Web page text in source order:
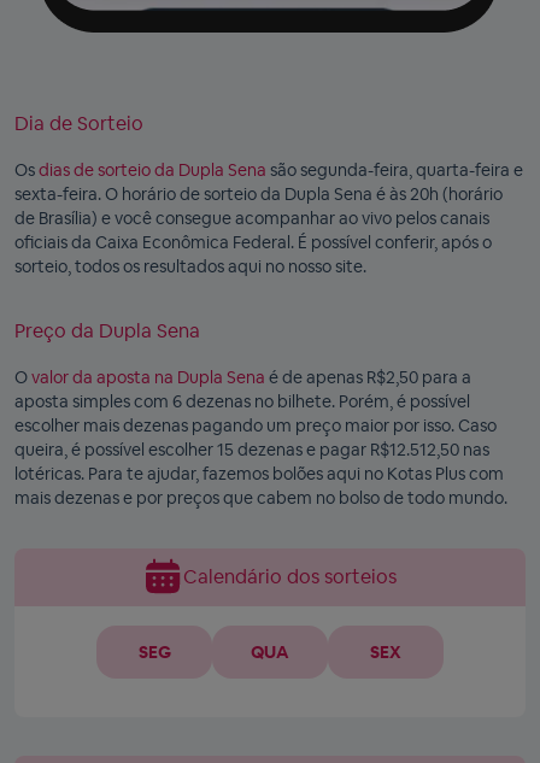
Dia de Sorteio
Osdias de sorteio da Dupla Sena são segunda-feira, quarta-feira e
sexta-feira. O horário de sorteio da Dupla Sena é às 20h (horário
de Brasília) e você consegue acompanhar ao vivo pelos canais
oficiais da Caixa Econômica Federal. É possível conferir, após o
sorteio, todos os resultados aqui no nosso site.
Preço da Dupla Sena
Ovalor da aposta na Dupla Sena é de apenas R$2,50 para a
aposta simples com 6 dezenas no bilhete. Porém, é possível
escolher mais dezenas pagando um preço maior por isso. Caso
queira, é possível escolher 15 dezenas e pagar R$12.512,50 nas
lotéricas. Para te ajudar, fazemos bolões aqui no Kotas Plus com
mais dezenas e por preços que cabem no bolso de todo mundo.
Calendário dos sorteios
SEG QUA SEX